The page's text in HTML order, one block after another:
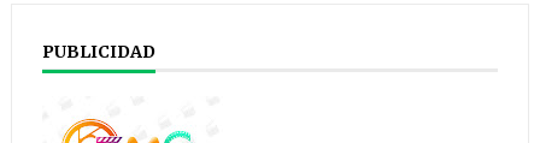
PUBLICIDAD